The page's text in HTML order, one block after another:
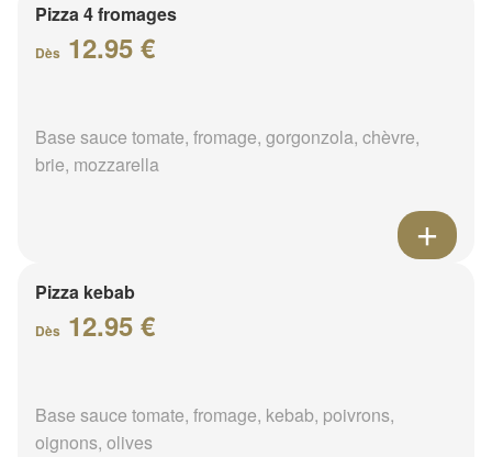
Pizza 4 fromages
Dès 12.95 €
Base sauce tomate, fromage, gorgonzola, chèvre,
brie, mozzarella
Pizza kebab
Dès 12.95 €
Base sauce tomate, fromage, kebab, poivrons,
oignons, olives